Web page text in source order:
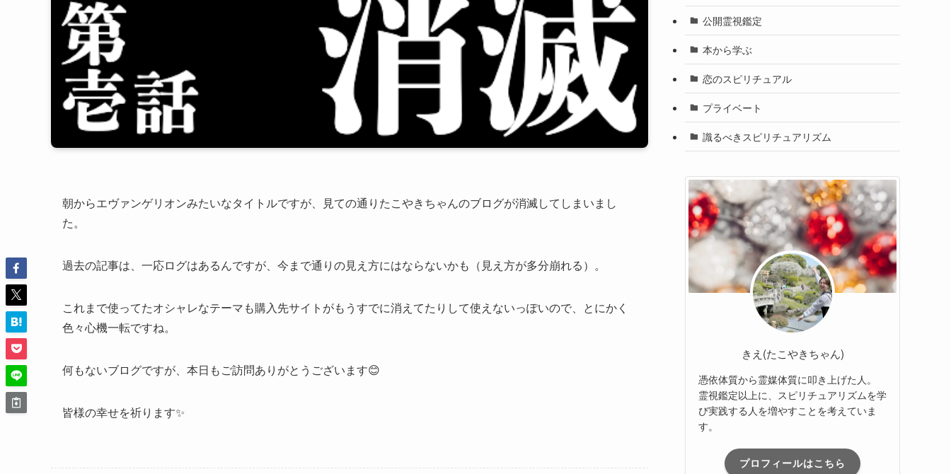
朝からエヴァンゲリオンみたいなタイトルですが、見ての通りたこやきちゃんのブログが消滅してしまいまし
た。
過去の記事は、一応ログはあるんですが、今まで通りの見え方にはならないかも（見え方が多分崩れる）。
これまで使ってたオシャレなテーマも購入先サイトがもうすでに消えてたりして使えないっぽいので、とにかく
色々心機一転ですね。
何もないブログですが、本日もご訪問ありがとうございます😊
皆様の幸せを祈ります✨
公開霊視鑑定
本から学ぶ
恋のスピリチュアル
プライベート
識るべきスピリチュアリズム
きえ(たこやきちゃん)
憑依体質から霊媒体質に叩き上げた人。
霊視鑑定以上に、スピリチュアリズムを学
び実践する人を増やすことを考えていま
す。
プロフィールはこちら